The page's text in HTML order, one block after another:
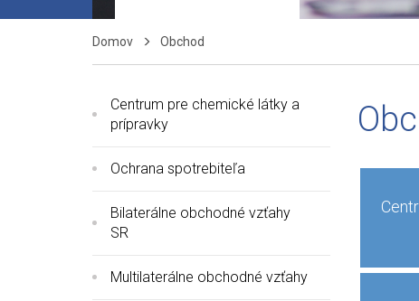
Domov Obchod
Centrum pre chemické látky a
prípravky
Ochrana spotrebiteľa
Bilaterálne obchodné vzťahy
SR
Multilaterálne obchodné vzťahy